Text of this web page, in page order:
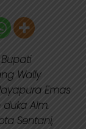
Bupati
Wally
Emas
Alm.
Sentani,